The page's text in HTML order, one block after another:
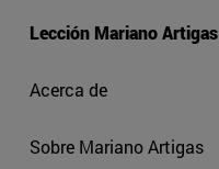
Lección Mariano Artigas
Acerca de
Sobre Mariano Artigas